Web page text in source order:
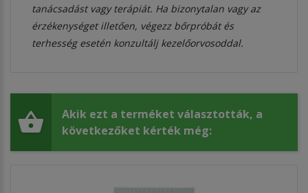
tanácsadást vagy terápiát. Ha bizonytalan vagy az
érzékenységet illetően, végezz bőrpróbát és
terhesség esetén konzultálj kezelőorvosoddal.
Akik ezt a terméket választották, a
következőket kérték még: